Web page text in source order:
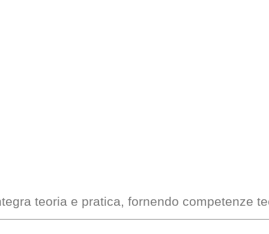
teoria e pratica, fornendo competenze